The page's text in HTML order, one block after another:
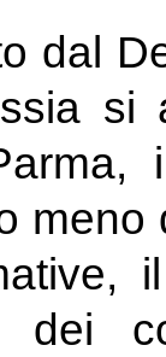
dal
si
meno
dei